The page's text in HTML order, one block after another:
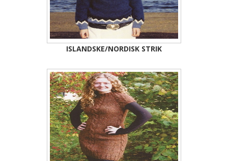
ISLANDSKE/NORDISK STRIK